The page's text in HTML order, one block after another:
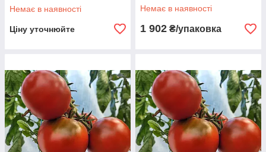
Немає в наявності
Ціну уточнюйте
Немає в наявності
1 902 ₴/упаковка